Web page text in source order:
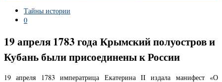
Тайны истории
0
19 апреля 1783 года Крымский полуостров и
Кубань были присоединены к России
19 апреля 1783 императрица ЕкатеринаIIиздала манифест «О